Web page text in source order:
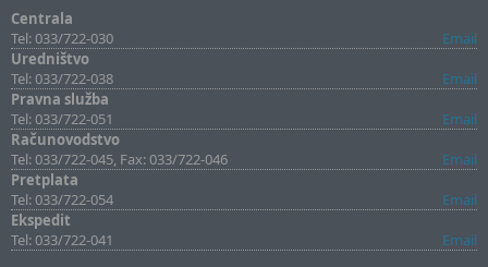
Centrala
Tel: 033/722-030
Email
Uredništvo
Tel: 033/722-038
Email
Pravna služba
Tel: 033/722-051
Email
Računovodstvo
Tel: 033/722-045, Fax: 033/722-046
Email
Pretplata
Tel: 033/722-054
Email
Ekspedit
Tel: 033/722-041
Email